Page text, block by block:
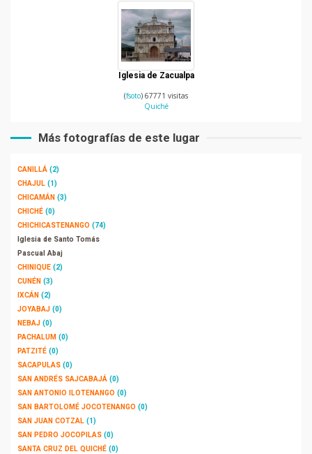
Iglesia de Zacualpa
(fsoto) 67771 visitas
Quiché
Más fotografías de este lugar
CANILLÁ (2)
CHAJUL (1)
CHICAMÁN (3)
CHICHÉ (0)
CHICHICASTENANGO (74)
Iglesia de Santo Tomás
Pascual Abaj
CHINIQUE (2)
CUNÉN (3)
IXCÁN (2)
JOYABAJ (0)
NEBAJ (0)
PACHALUM (0)
PATZITÉ (0)
SACAPULAS (0)
SAN ANDRÉS SAJCABAJÁ (0)
SAN ANTONIO ILOTENANGO (0)
SAN BARTOLOMÉ JOCOTENANGO (0)
SAN JUAN COTZAL (1)
SAN PEDRO JOCOPILAS (0)
SANTA CRUZ DEL QUICHÉ (0)